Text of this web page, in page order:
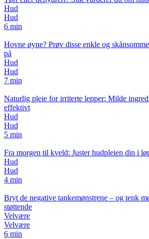
Hud
Hud
6 min
Hovne øyne? Prøv disse enkle og
på
Hud
Hud
7 min
Naturlig pleie for irriterte lepper: Milde
effektivt
Hud
Hud
5 min
Fra morgen til kveld: Juster hudpleien din i
Hud
Hud
4 min
Bryt de negative tankemønstrene – og tenk
støttende
Velvære
Velvære
6 min